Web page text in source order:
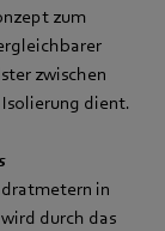
zum
zwischen
dient.
in
durch das